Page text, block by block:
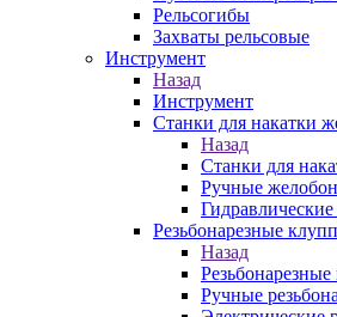
Рельсогибы
Захваты рельсовые
Инструмент
Назад
Инструмент
Станки для накатки
Назад
Станки для
Ручные
Резьбонарезные
Назад
Ручные